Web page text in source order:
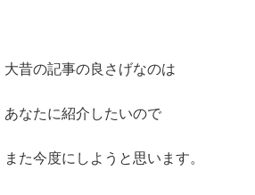
大昔の記事の良さげなのは
あなたに紹介したいので
また今度にしようと思います。